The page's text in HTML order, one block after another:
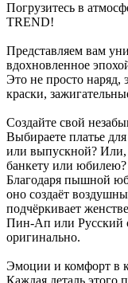
Погрузитесь в
TREND!
Представляем вам
вдохновленное
Это не просто наряд,
краски,
Создайте свой
Выбираете платье
или выпускной? Или,
банкету или
Благодаря пышной
оно создаёт
подчёркивает
Пин-Ап или Русский
оригинально.
Эмоции и комфорт в